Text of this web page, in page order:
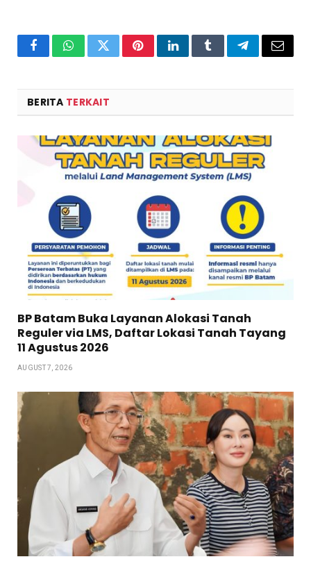
FacebookWhatsAppTwitterPinterestLinkedInTumblrTelegramEmail
BERITA TERKAIT
BP Batam Buka Layanan Alokasi Tanah
Reguler via LMS, Daftar Lokasi Tanah Tayang
11 Agustus 2026
AUGUST 7, 2026